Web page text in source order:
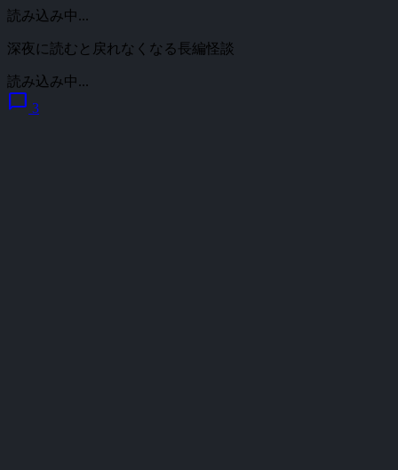
読み込み中...
深夜に読むと戻れなくなる長編怪談
読み込み中...
chat_bubble 3